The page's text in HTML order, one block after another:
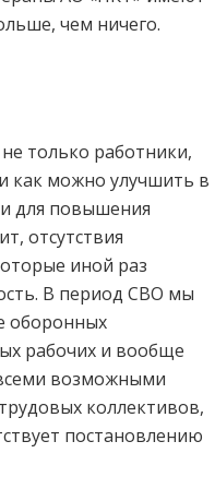
чем ничего.
только работники,
как можно улучшить в
для повышения
отсутствия
иной раз
В период СВО мы
оборонных
рабочих и вообще
всеми возможными
коллективов,
постановлению